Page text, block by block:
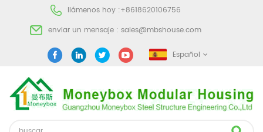
llámenos hoy :+8618620106756
enviar un mensaje : sales@mbshouse.com
Español